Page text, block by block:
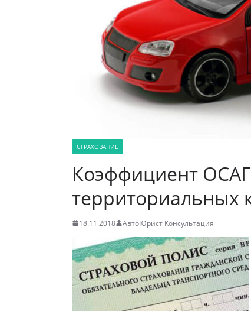
СТРАХОВАНИЕ
Коэффициент
территориальных
18.11.2018 АвтоЮрист Консультация